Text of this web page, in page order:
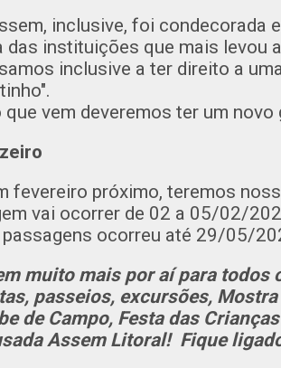
inclusive, foi condecorada
das instituições que mais levou
inclusive a ter direito a
que vem deveremos ter um
fevereiro próximo, teremos
vai ocorrer de 02 a 05/02/
passagens ocorreu até 29/05/
muito mais por aí para todos
passeios, excursões,
de Campo, Festa das
Assem Litoral! Fique